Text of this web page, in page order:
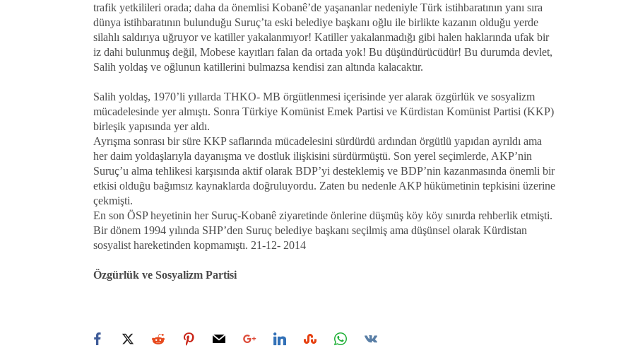
trafik yetkilileri orada; daha da önemlisi Kobanê’de yaşananlar nedeniyle Türk istihbaratının yanı sıra
dünya istihbaratının bulunduğu Suruç’ta eski belediye başkanı oğlu ile birlikte kazanın olduğu yerde
silahlı saldırıya uğruyor ve katiller yakalanmıyor! Katiller yakalanmadığı gibi halen haklarında ufak bir
iz dahi bulunmuş değil, Mobese kayıtları falan da ortada yok! Bu düşündürücüdür! Bu durumda devlet,
Salih yoldaş ve oğlunun katillerini bulmazsa kendisi zan altında kalacaktır.
Salih yoldaş, 1970’li yıllarda THKO- MB örgütlenmesi içerisinde yer alarak özgürlük ve sosyalizm
mücadelesinde yer almıştı. Sonra Türkiye Komünist Emek Partisi ve Kürdistan Komünist Partisi (KKP)
birleşik yapısında yer aldı.
Ayrışma sonrası bir süre KKP saflarında mücadelesini sürdürdü ardından örgütlü yapıdan ayrıldı ama
her daim yoldaşlarıyla dayanışma ve dostluk ilişkisini sürdürmüştü. Son yerel seçimlerde, AKP’nin
Suruç’u alma tehlikesi karşısında aktif olarak BDP’yi desteklemiş ve BDP’nin kazanmasında önemli bir
etkisi olduğu bağımsız kaynaklarda doğruluyordu. Zaten bu nedenle AKP hükümetinin tepkisini üzerine
çekmişti.
En son ÖSP heyetinin her Suruç-Kobanê ziyaretinde önlerine düşmüş köy köy sınırda rehberlik etmişti.
Bir dönem 1994 yılında SHP’den Suruç belediye başkanı seçilmiş ama düşünsel olarak Kürdistan
sosyalist hareketinden kopmamıştı. 21-12- 2014
Özgürlük ve Sosyalizm Partisi